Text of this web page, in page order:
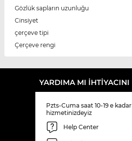
Gözlük sapların uzunluğu
Cinsiyet
çerçeve tipi
Çerçeve rengi
YARDIMA MI IHTIYACINI
Pzts-Cuma saat 10-19 e kadar
hizmetinizdeyiz
Help Center